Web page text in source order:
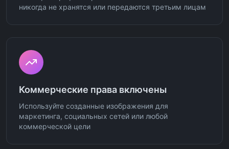
никогда не хранятся или передаются третьим лицам
Коммерческие права включены
Используйте созданные изображения для
маркетинга, социальных сетей или любой
коммерческой цели